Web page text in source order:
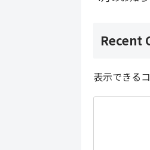
Recent
表示できる